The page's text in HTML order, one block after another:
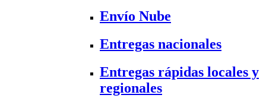
Envío Nube
Entregas nacionales
Entregas rápidas locales y
regionales